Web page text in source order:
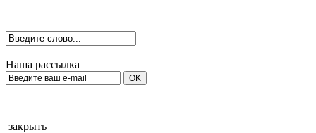
Наша рассылка
закрыть